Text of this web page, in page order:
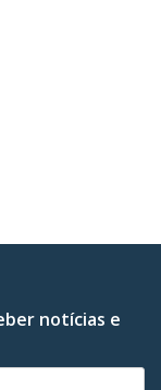
notícias e